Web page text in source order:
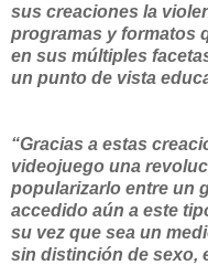
sus creaciones la
programas y formatos
en sus múltiples
un punto de vista
“Gracias a estas
videojuego una
popularizarlo entre un
accedido aún a este
su vez que sea un
sin distinción de sexo,